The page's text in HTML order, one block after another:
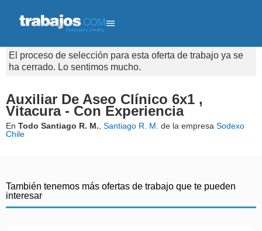
El proceso de selección para esta oferta de trabajo ya se
ha cerrado. Lo sentimos mucho.
Auxiliar De Aseo Clínico 6x1 ,
Vitacura - Con Experiencia
En Todo Santiago R. M. Santiago R. M. de la empresa Sodexo
Chile
También tenemos más ofertas de trabajo que te pueden
interesar